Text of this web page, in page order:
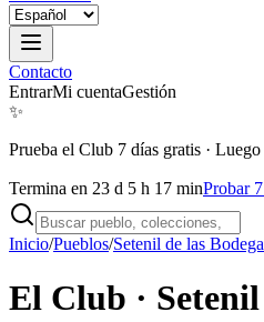
Contacto
EntrarMi cuentaGestión
✨
Prueba el Club 7 días gratis · Luego
Termina en 23 d 5 h 17 minProbar
Inicio/Pueblos/Setenil de las
El Club ·